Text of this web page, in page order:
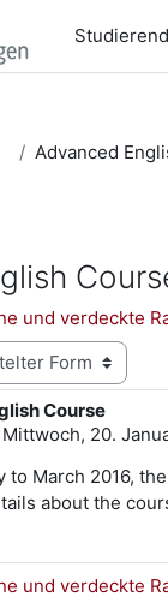
Advanced
und verdeckte
Course
Mittwoch, 20.
0
to March 2016,
about the
und verdeckte